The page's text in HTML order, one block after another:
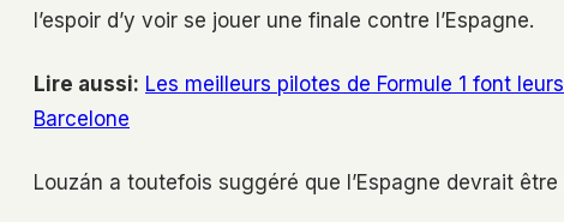
l’espoir d’y voir se jouer une finale contre l’Espagne.
Lire aussi: Les meilleurs pilotes de Formule 1 font
Barcelone
Louzán a toutefois suggéré que l’Espagne devrait être